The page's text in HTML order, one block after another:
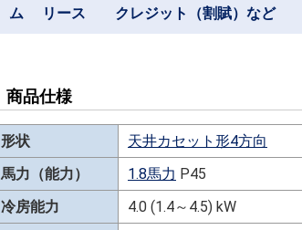
ム リース クレジット（割賦）など
商品仕様
形状
天井カセット形4方向
馬力（能力）
1.8馬力 P45
冷房能力
4.0 (1.4～4.5) kW